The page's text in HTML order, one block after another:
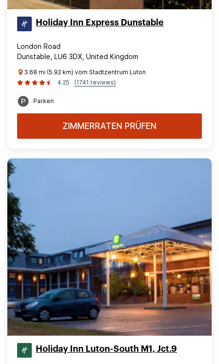
Holiday Inn Express Dunstable
London Road
Dunstable, LU6 3DX, United Kingdom
3.68 mi (5.92 km) vom Stadtzentrum Luton
4.25
(1741 reviews)
Parken
ZIMMERRATEN PRÜFEN
Holiday Inn Luton-South M1, Jct.9